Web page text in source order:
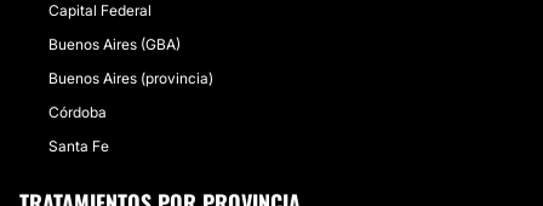
Capital Federal
Buenos Aires (GBA)
Buenos Aires (provincia)
Córdoba
Santa Fe